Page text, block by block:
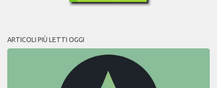
ARTICOLI PIÙ LETTI OGGI